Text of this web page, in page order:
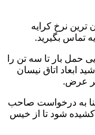
ترین نرخ کرایه
تماس بگیرید.
اما توانایی حمل بار تا سه تن را
ابعاد اتاق نیسان
بنا به درخواست صاحب
کشیده شود تا از خیس